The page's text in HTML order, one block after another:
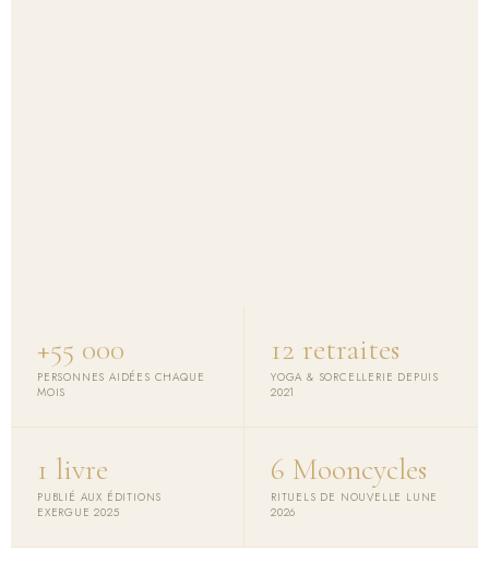
CAMILLE COTTANI · PROFESSEURE DE YOGA · AUTRICE · CO-
FONDATRICE KRUH BAHINI
Trouve ta force —
les rituels et la sororité
rituels de nouvelle lune en présentiel.
+55 000
PERSONNES AIDÉES CHAQUE
MOIS
12 retraites
YOGA & SORCELLERIE DEPUIS
2021
1 livre
PUBLIÉ AUX ÉDITIONS
EXERGUE 2025
6 Mooncycles
RITUELS DE NOUVELLE LUNE
2026